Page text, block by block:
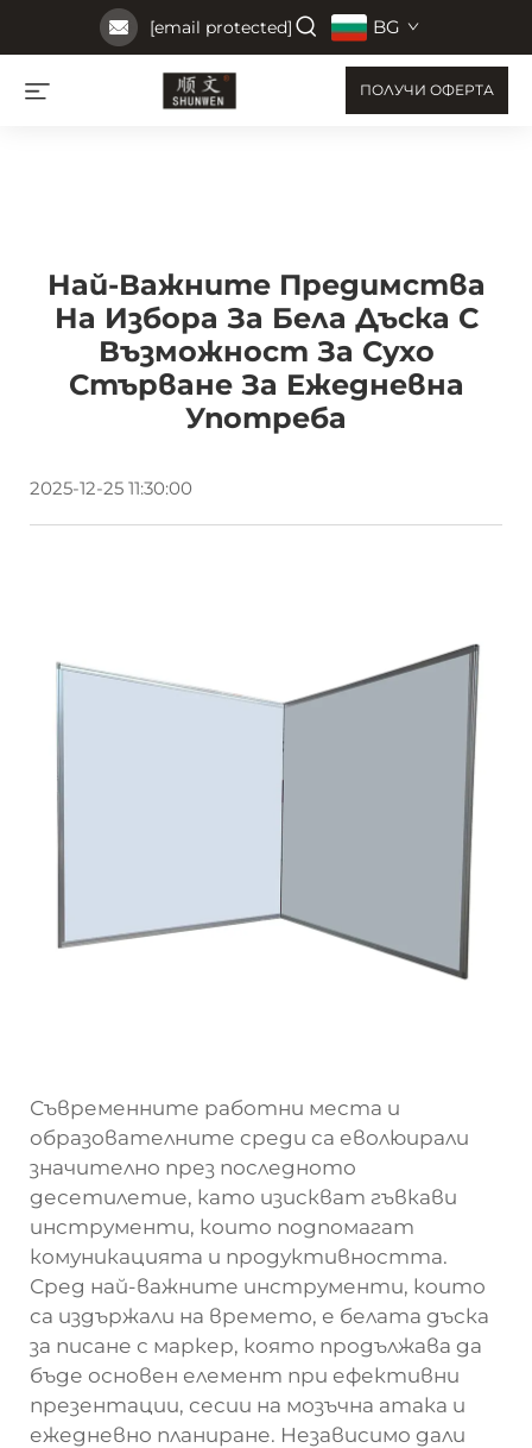
[email protected] BG
ПОЛУЧИ ОФЕРТА
Най-Важните Предимства
На Избора За Бела Дъска С
Възможност За Сухо
Стърване За Ежедневна
Употреба
2025-12-25 11:30:00
Съвременните работни места и
образователните среди са еволюирали
значително през последното
десетилетие, като изискват гъвкави
инструменти, които подпомагат
комуникацията и продуктивността.
Сред най-важните инструменти, които
са издържали на времето, е белата дъска
за писане с маркер, която продължава да
бъде основен елемент при ефективни
презентации, сесии на мозъчна атака и
ежедневно планиране. Независимо дали